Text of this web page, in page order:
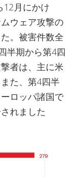
12月にかけ
ウェア攻撃の
。被害件数全
半期から第4四
者は、主に米
た、第4四半
ロッパ諸国で
れました